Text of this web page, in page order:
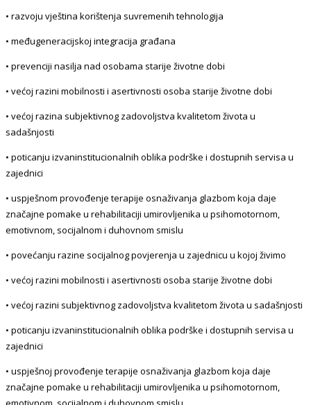
• razvoju vještina korištenja suvremenih tehnologija
• međugeneracijskoj integracija građana
• prevenciji nasilja nad osobama starije životne dobi
• većoj razini mobilnosti i asertivnosti osoba starije životne dobi
• većoj razina subjektivnog zadovoljstva kvalitetom života u
sadašnjosti
• poticanju izvaninstitucionalnih oblika podrške i dostupnih servisa u
zajednici
• uspješnom provođenje terapije osnaživanja glazbom koja daje
značajne pomake u rehabilitaciji umirovljenika u psihomotornom,
emotivnom, socijalnom i duhovnom smislu
• povećanju razine socijalnog povjerenja u zajednicu u kojoj živimo
• većoj razini mobilnosti i asertivnosti osoba starije životne dobi
• većoj razini subjektivnog zadovoljstva kvalitetom života u sadašnjosti
• poticanju izvaninstitucionalnih oblika podrške i dostupnih servisa u
zajednici
• uspješnoj provođenje terapije osnaživanja glazbom koja daje
značajne pomake u rehabilitaciji umirovljenika u psihomotornom,